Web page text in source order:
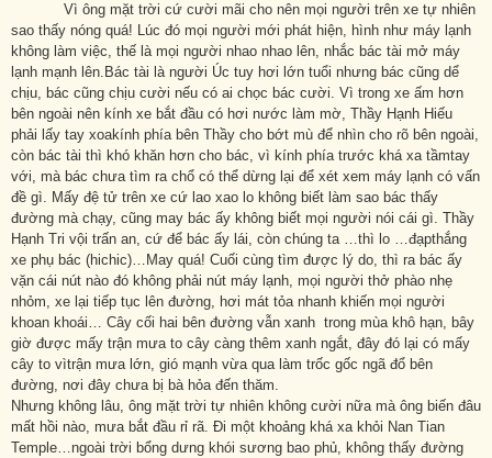
Vì ông mặt trời cứ cười mãi cho nên mọi người trên xe tự nhiên
sao thấy nóng quá! Lúc đó mọi người mới phát hiện, hình như máy lạnh
không làm việc, thế là mọi người nhao nhao lên, nhắc bác tài mở máy
lạnh mạnh lên.Bác tài là người Úc tuy hơi lớn tuổi nhưng bác cũng dể
chịu, bác cũng chịu cười nếu có ai chọc bác cười. Vì trong xe ấm hơn
bên ngoài nên kính xe bắt đầu có hơi nước làm mờ, Thầy Hạnh Hiếu
phải lấy tay xoakính phía bên Thầy cho bớt mù để nhìn cho rõ bên ngoài,
còn bác tài thì khó khăn hơn cho bác, vì kính phía trước khá xa tầmtay
với, mà bác chưa tìm ra chổ có thể dừng lại để xét xem máy lạnh có vấn
đề gì. Mấy đệ tử trên xe cứ lao xao lo không biết làm sao bác thấy
đường mà chạy, cũng may bác ấy không biết mọi người nói cái gì. Thầy
Hạnh Tri vội trấn an, cứ để bác ấy lái, còn chúng ta …thì lo …đạpthắng
xe phụ bác (hichic)…May quá! Cuối cùng tìm được lý do, thì ra bác ấy
vặn cái nút nào đó không phải nút máy lạnh, mọi người thở phào nhẹ
nhỏm, xe lại tiếp tục lên đường, hơi mát tỏa nhanh khiến mọi người
khoan khoái… Cây cối hai bên đường vẫn xanh trong mùa khô hạn, bây
giờ được mấy trận mưa to cây càng thêm xanh ngắt, đây đó lại có mấy
cây to vìtrận mưa lớn, gió mạnh vừa qua làm trốc gốc ngã đổ bên
đường, nơi đây chưa bị bà hỏa đến thăm.
Nhưng không lâu, ông mặt trời tự nhiên không cười nữa mà ông biến đâu
mất hồi nào, mưa bắt đầu rỉ rã. Đi một khoảng khá xa khỏi Nan Tian
Temple…ngoài trời bổng dưng khói sương bao phủ, không thấy đường